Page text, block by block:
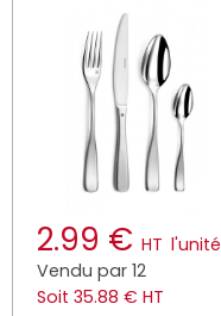
2.99 € HT l'unité
Vendu par 12
Soit 35.88 € HT